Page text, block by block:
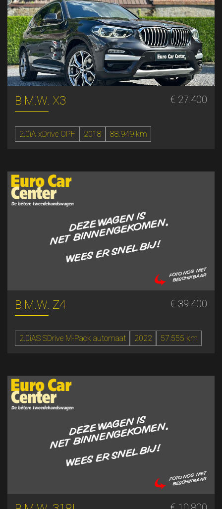
B.M.W. X3 € 27.400
2.0iA xDrive OPF 2018 88.949 km
B.M.W. Z4 € 39.400
2.0iAS SDrive M-Pack automaat 2022 57.555 km